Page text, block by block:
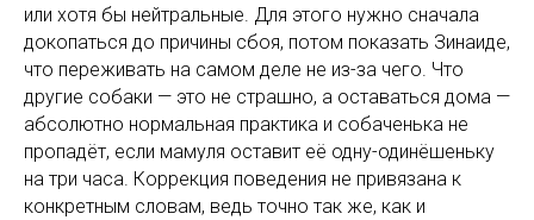
или хотя бы нейтральные. Для этого нужно сначала
докопаться до причины сбоя, потом показать Зинаиде,
что переживать на самом деле не из-за чего. Что
другие собаки — это не страшно, а оставаться дома —
абсолютно нормальная практика и собаченька не
пропадёт, если мамуля оставит её одну-одинёшеньку
на три часа. Коррекция поведения не привязана к
конкретным словам, ведь точно так же, как и